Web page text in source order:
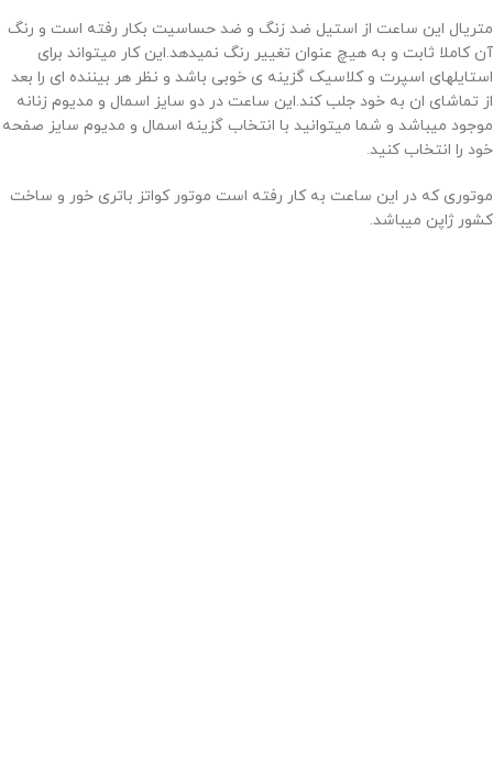
متریال این ساعت از استیل ضد زنگ و ضد حساسیت بکار رفته است و رنگ
آن کاملا ثابت و به هیچ عنوان تغییر رنگ نمیدهد.این کار میتواند برای
استایلهای اسپرت و کلاسیک گزینه ی خوبی باشد و نظر هر بیننده ای را بعد
از تماشای ان به خود جلب کند.این ساعت در دو سایز اسمال و مدیوم زنانه
موجود میباشد و شما میتوانید با انتخاب گزینه اسمال و مدیوم سایز صفحه
خود را انتخاب کنید.
موتوری که در این ساعت به کار رفته است موتور کواتز باتری خور و ساخت
کشور ژاپن میباشد.